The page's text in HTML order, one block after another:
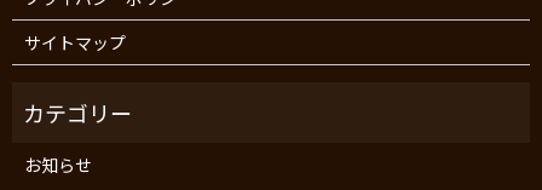
サイトマップ
お知らせ